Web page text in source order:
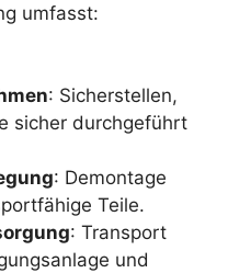
umfasst:
: Sicherstellen,
sicher durchgeführt
: Demontage
Teile.
: Transport
und